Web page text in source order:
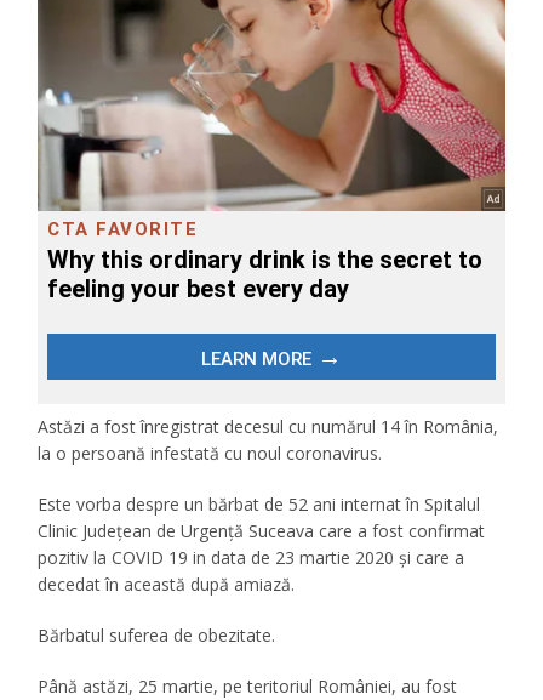
Astăzi a fost înregistrat decesul cu numărul 14 în România,
la o persoană infestată cu noul coronavirus.
Este vorba despre un bărbat de 52 ani internat în Spitalul
Clinic Județean de Urgență Suceava care a fost confirmat
pozitiv la COVID 19 in data de 23 martie 2020 și care a
decedat în această după amiază.
Bărbatul suferea de obezitate.
Până astăzi, 25 martie, pe teritoriul României, au fost